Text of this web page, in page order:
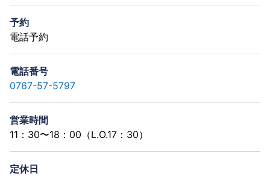
予約
電話予約
電話番号
0767-57-5797
営業時間
11：30〜18：00（L.O.17：30）
定休日